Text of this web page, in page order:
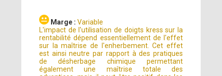
Marge :Variable
L'impact de l'utilisation de doigts kress sur la
rentabilité dépend essentiellement de l'effet
sur la maîtrise de l'enherbement. Cet effet
est ainsi neutre par rapport à des pratiques
de désherbage chimique permettant
également une maîtrise totale des